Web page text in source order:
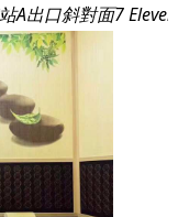
A出口斜對面7